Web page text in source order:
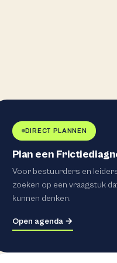
DIRECT PLANNEN
Plan een
Voor bestuurders en
zoeken op een vraagstuk
kunnen denken.
Open agenda →